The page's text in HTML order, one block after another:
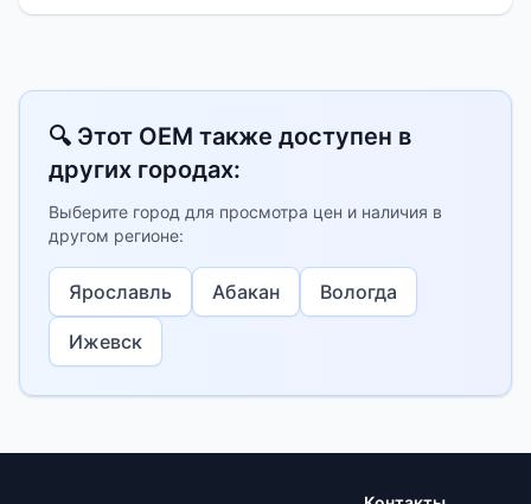
🔍 Этот OEM также доступен в
других городах:
Выберите город для просмотра цен и наличия в
другом регионе:
Ярославль Абакан Вологда
Ижевск